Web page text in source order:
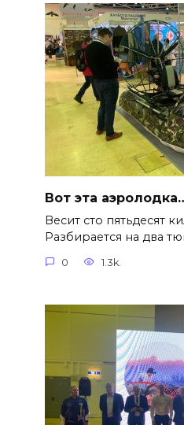
Вот эта
Весит сто пятьдесят
Разбирается на два
0 1.3k.